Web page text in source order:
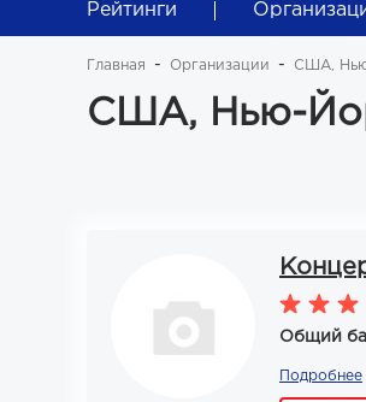
Рейтинги
Главная Организации США,
США, Нью-
Общий
Подробнее